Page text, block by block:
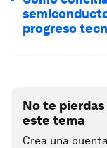
progreso
No te
este tema
Crea una